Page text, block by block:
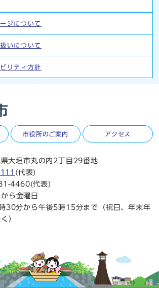
ジについて
いについて
リティ方針
市役所のご案内 アクセス
大垣市丸の内2丁目29番地
(代表)
4460(代表)
ら金曜日
30分から午後5時15分まで（祝日、年末年
）